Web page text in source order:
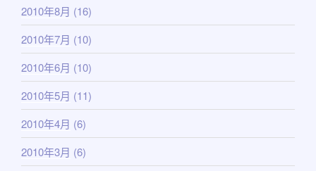
2010年8月 (16)
2010年7月 (10)
2010年6月 (10)
2010年5月 (11)
2010年4月 (6)
2010年3月 (6)